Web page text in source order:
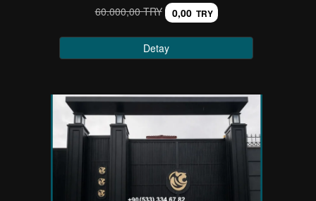
60.000,00 TRY 0,00 TRY
Detay